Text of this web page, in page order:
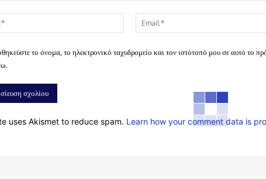
Όνομα:*
το όνομα, το ηλεκτρονικό ταχυδρομείο και τον ιστότοπό μου σε αυτό το
uses Akismet to reduce spam. Learn how your comment data is